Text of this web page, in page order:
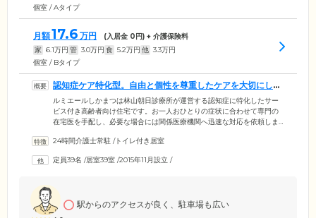
個室 / Aタイプ
月額17.6 万円 (入居金 0円) + 介護保険料
家 6.1万円 管 3.0万円 食 5.2万円 他 3.3万円
個室 / Bタイプ
認知症ケア特化型。自由と個性を尊重したケアを大切にして
います
ルミエールしかまつは林山朝日診療所が運営する認知症に特化したサー
ビス付き高齢者向け住宅です。お一人おひとりの症状に合わせて専門の
在宅医を手配し、必要な場合には関係医療機関へ迅速な対応を依頼しま
を問わない手厚いケアを可能に。お看取りにも対応していますので、ぜ
駐。ここではご入居者様の尊厳と、その方らしい人生を尊重するため、
24時間介護士常駐 /トイレ付き居室
定員39名 /居室39室 /2015年11月設立 /
駅からのアクセスが良く、駐車場も広い